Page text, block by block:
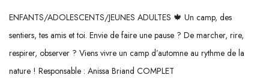
ENFANTS/ADOLESCENTS/JEUNES ADULTES 🍁 Un camp, des
sentiers, tes amis et toi. Envie de faire une pause ? De marcher, rire,
respirer, observer ? Viens vivre un camp d’automne au rythme de la
nature ! Responsable : Anissa Briand COMPLET